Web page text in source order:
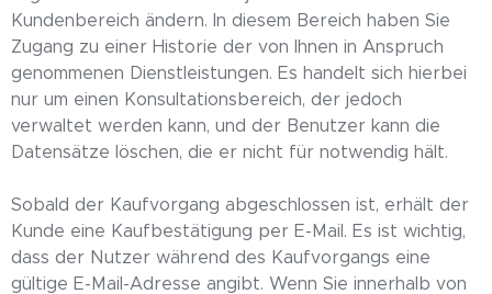
Kundenbereich ändern. In diesem Bereich haben Sie
Zugang zu einer Historie der von Ihnen in Anspruch
genommenen Dienstleistungen. Es handelt sich hierbei
nur um einen Konsultationsbereich, der jedoch
verwaltet werden kann, und der Benutzer kann die
Datensätze löschen, die er nicht für notwendig hält.
Sobald der Kaufvorgang abgeschlossen ist, erhält der
Kunde eine Kaufbestätigung per E-Mail. Es ist wichtig,
dass der Nutzer während des Kaufvorgangs eine
gültige E-Mail-Adresse angibt. Wenn Sie innerhalb von